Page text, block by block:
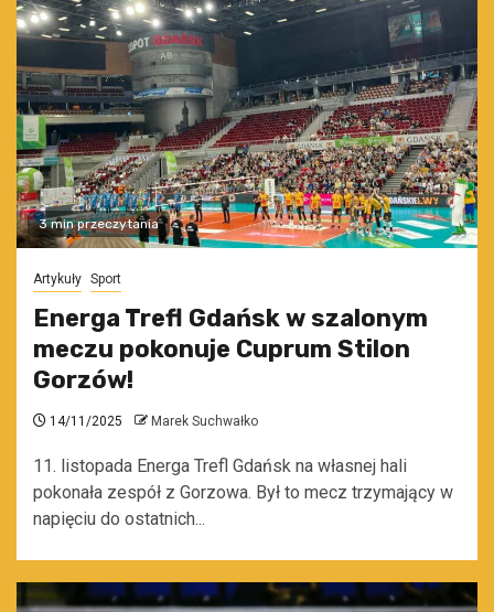
3 min przeczytania
Artykuły Sport
Energa Trefl Gdańsk w szalonym
meczu pokonuje Cuprum Stilon
Gorzów!
14/11/2025 Marek Suchwałko
11. listopada Energa Trefl Gdańsk na własnej hali
pokonała zespół z Gorzowa. Był to mecz trzymający w
napięciu do ostatnich...